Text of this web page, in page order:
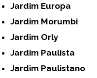
Jardim Europa
Jardim Morumbi
Jardim Orly
Jardim Paulista
Jardim Paulistano